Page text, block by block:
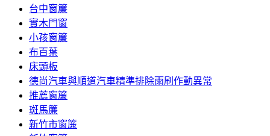
台中窗簾
實木門窗
小孩窗簾
布百葉
床頭板
德尚汽車與順道汽車精準排除雨刷作動異常
推薦窗簾
斑馬簾
新竹市窗簾